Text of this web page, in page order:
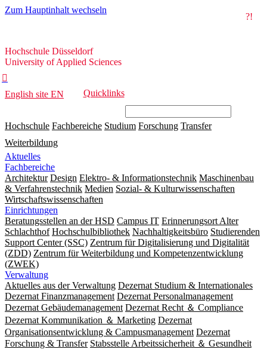
Zum Hauptinhalt wechseln
?!
Hochschule
Düsseldorf
Hochschule Düsseldorf
University of Applied Sciences

English site EN Quicklinks
Hochschule Fachbereiche Studium Forschung Transfer
Weiterbildung
Aktuelles
Fachbereiche
Architektur Design Elektro- & Informationstechnik Maschinenbau
& Verfahrenstechnik Medien Sozial- & Kulturwissenschaften
Wirtschaftswissenschaften
Einrichtungen
Beratungsstellen an der HSD Campus IT Erinnerungsort Alter
Schlachthof Hochschulbibliothek Nachhaltigkeitsbüro Studierenden
Support Center (SSC) Zentrum für Digitalisierung und Digitalität
(ZDD) Zentrum für Weiterbildung und Kompetenzentwicklung
(ZWEK)
Verwaltung
Aktuelles aus der Verwaltung Dezernat Studium & Internationales
Dezernat Finanzmanagement Dezernat Personalmanagement
Dezernat Gebäudemanagement Dezernat Recht ＆ Compliance
Dezernat Kommunikation ＆ Marketing Dezernat
Organisationsentwicklung & Campusmanagement Dezernat
Forschung & Transfer Stabsstelle Arbeitssicherheit ＆ Gesundheit